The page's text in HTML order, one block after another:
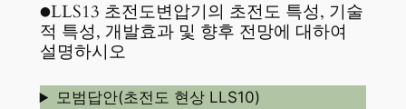
●LLS13 초전도변압기의 초전도 특성, 기술
적 특성, 개발효과 및 향후 전망에 대하여
설명하시오
모범답안(초전도 현상 LLS10)